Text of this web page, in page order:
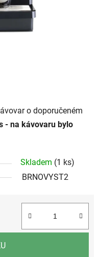
o doporučeném
- na kávovaru bylo
Skladem (1 ks)
BRNOVYST2